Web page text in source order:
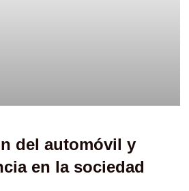
del automóvil y
en la sociedad